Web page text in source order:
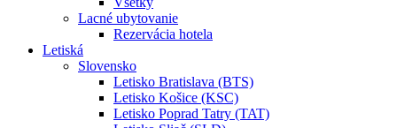
Lacné ubytovanie
Rezervácia hotela
Letiská
Slovensko
Letisko Bratislava (BTS)
Letisko Košice (KSC)
Letisko Poprad Tatry (TAT)